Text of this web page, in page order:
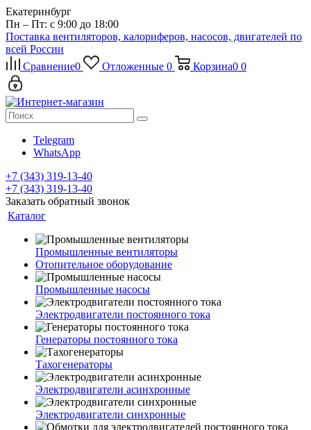
Екатеринбург
Пн – Пт: с 9:00 до 18:00
Поставка вентиляторов, калориферов, насосов, двигателей по
всей России
Сравнение0 Отложенные 0 Корзина0 0
Telegram
WhatsApp
+7 (343) 319-13-40
+7 (343) 319-13-40
Заказать обратный звонок
Каталог
Промышленные вентиляторы
Отопительное оборудование
Промышленные насосы
Электродвигатели постоянного тока
Генераторы постоянного тока
Тахогенераторы
Электродвигатели асинхронные
Электродвигатели синхронные